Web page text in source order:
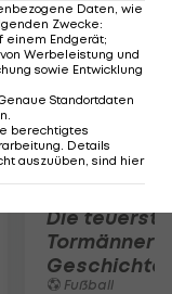
Die
Tormänner
Geschichte
Fußball
Daten, wie
Zwecke:
einem Endgerät;
Werbeleistung und
sowie Entwicklung
Standortdaten
.
berechtigtes
Details
auszuüben, sind hier